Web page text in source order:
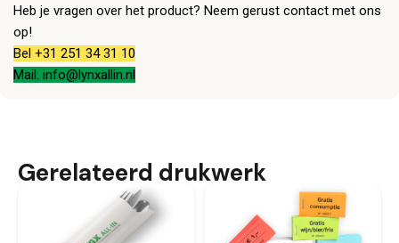
Heb je vragen over het product? Neem gerust contact met ons
op!
Bel +31 251 34 31 10
Mail: info@lynxallin.nl
Gerelateerd drukwerk